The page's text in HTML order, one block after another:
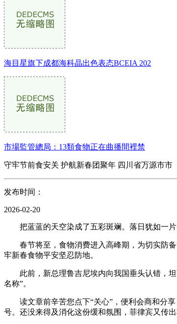
海目星旗下成都海科晶出色表态BCEIA 202
市場監管總局：13類食物正在曲播間裡禁
守牢节前食安关 护航新春团聚年 四川省万源市市
发布时间：
2026-02-20
把蓝蓝的天空染成了五彩斑斓。落日犹如一片
春节将至，食物消费进入高峰期，为切实防备
牢新春食物平安坚忍防地。
此前，新总理鲁吉尼埃内向我国垂头认错，坦
名称”。
读文章前辛苦您点下“关心”，便利会商和分享
号。还没来得及消化这份缓和氛围，菲律宾又传